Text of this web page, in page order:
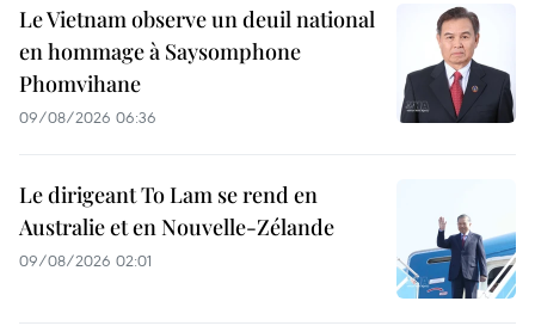
Le Vietnam observe un deuil national
en hommage à Saysomphone
Phomvihane
09/08/2026 06:36
Le dirigeant To Lam se rend en
Australie et en Nouvelle-Zélande
09/08/2026 02:01